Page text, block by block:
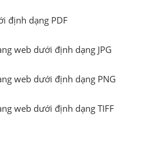
định dạng PDF
web dưới định dạng JPG
web dưới định dạng PNG
web dưới định dạng TIFF